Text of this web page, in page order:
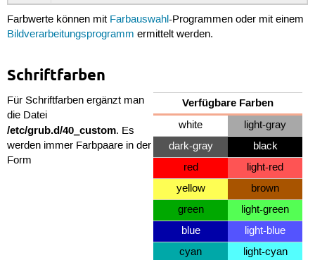
Farbwerte können mit Farbauswahl-Programmen oder mit einem
Bildverarbeitungsprogramm ermittelt werden.
Schriftfarben
Verfügbare Farben
white
light-gray
dark-gray
black
red
light-red
yellow
brown
green
light-green
blue
light-blue
cyan
light-cyan
Für Schriftfarben ergänzt man
die Datei
/etc/grub.d/40_custom. Es
werden immer Farbpaare in der
Form